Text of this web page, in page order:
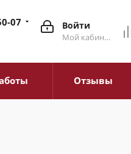
Войти
Мой кабинет
07
Отзывы